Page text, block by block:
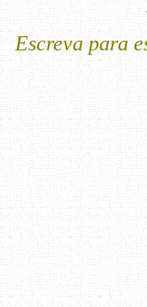
Escreva para